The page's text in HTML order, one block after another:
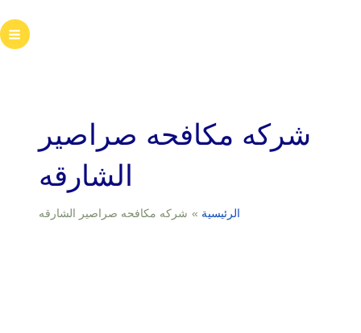
شركه مكافحه صراصير
الشارقه
الرئيسية شركه مكافحه صراصير الشارقه